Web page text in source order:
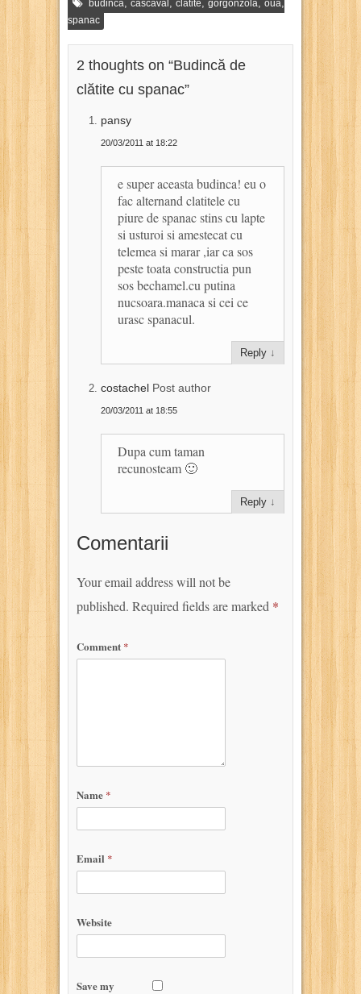
budinca, cascaval , clatite, gorgonzola, oua,
spanac
2 thoughts on “Budincă de
clătite cu spanac”
pansy
20/03/2011 at 18:22
e super aceasta budinca! eu o
fac alternand clatitele cu
piure de spanac stins cu lapte
si usturoi si amestecat cu
telemea si marar ,iar ca sos
peste toata constructia pun
sos bechamel.cu putina
nucsoara.manaca si cei ce
urasc spanacul.
Reply ↓
costachel Post author
20/03/2011 at 18:55
Dupa cum taman
recunosteam 🙂
Reply ↓
Comentarii
Your email address will not be
published. Required fields are marked *
Comment *
Name *
Email *
Website
Save my